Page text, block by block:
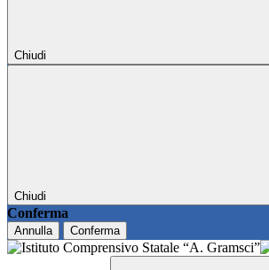
Chiudi
Chiudi
Conferma
Annulla Conferma